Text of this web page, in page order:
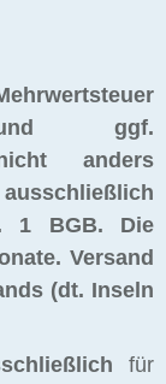
ggf.
anders
1 BGB. Die
Versand
(dt. Inseln
für